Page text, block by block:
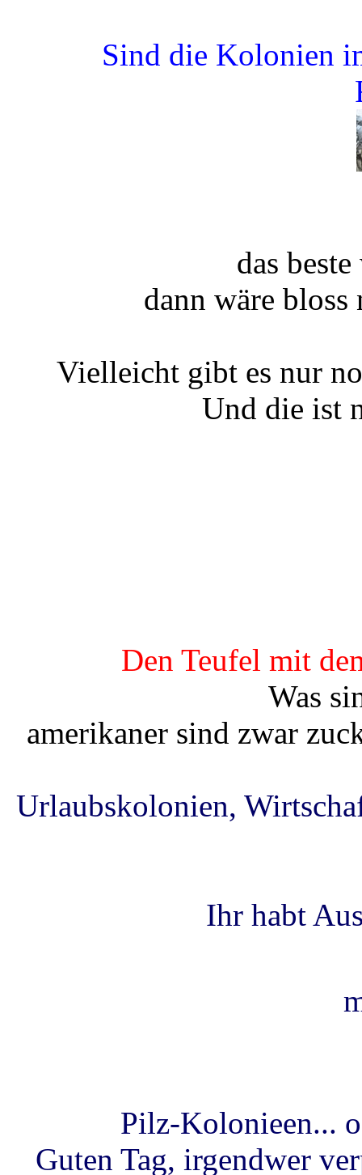
Sind die Kolonien
das
dann wäre
Vielleicht gibt es nur
Und die ist
Den Teufel mit
Was
amerikaner sind zwar
Urlaubskolonien,
Ihr habt
Pilz-Kolonieen...
Guten Tag, irgendwer